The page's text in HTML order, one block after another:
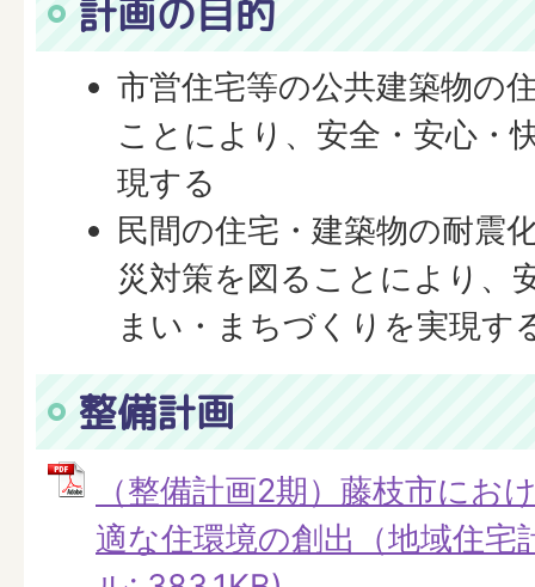
計画の目的
市営住宅等の公共建築物の
ことにより、安全・安心・
現する
民間の住宅・建築物の耐震
災対策を図ることにより、
まい・まちづくりを実現す
整備計画
（整備計画2期）藤枝市にお
適な住環境の創出（地域住宅